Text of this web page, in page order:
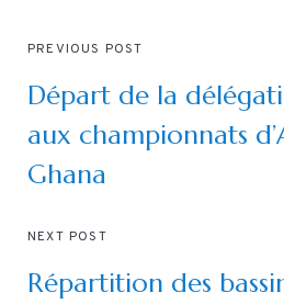
PREVIOUS POST
Départ de la
aux championnats
Ghana
NEXT POST
Répartition des